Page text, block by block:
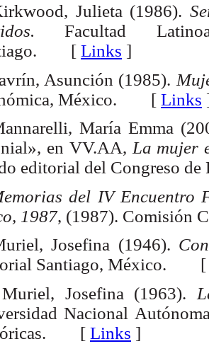
Julieta (1986).
Facultad
[ Links ]
Asunción (1985).
México. [ Links
María Emma
en VV.AA, La mujer
editorial del Congreso
del IV Encuentro
1987, (1987).
Josefina (1946).
Santiago, México.
Josefina (1963).
Nacional
[ Links ]